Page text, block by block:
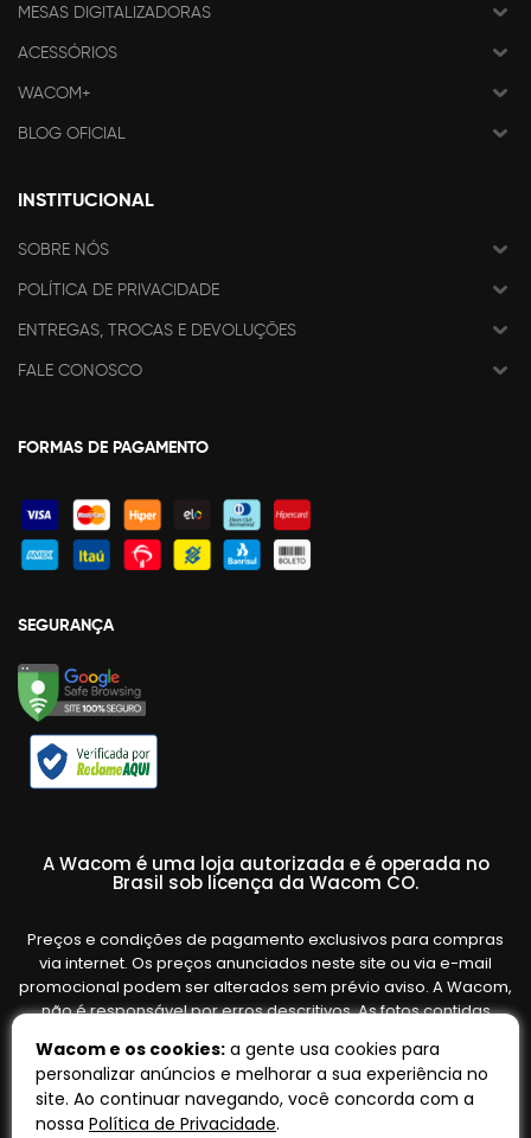
MESAS DIGITALIZADORAS
ACESSÓRIOS
WACOM+
BLOG OFICIAL
INSTITUCIONAL
SOBRE NÓS
POLÍTICA DE PRIVACIDADE
ENTREGAS, TROCAS E DEVOLUÇÕES
FALE CONOSCO
FORMAS DE PAGAMENTO
SEGURANÇA
A Wacom é uma loja autorizada e é operada no
Brasil sob licença da Wacom CO.
Preços e condições de pagamento exclusivos para compras
via internet. Os preços anunciados neste site ou via e-mail
promocional podem ser alterados sem prévio aviso. A Wacom,
não é responsável por erros descritivos. As fotos contidas
variar de acordo com o fornecedor/lote do fabricante. Ofertas
válidas até o término de nossos estoques. Vendas sujeitas à
análise e confirmação de dados.
Wacom e os cookies: a gente usa cookies para
personalizar anúncios e melhorar a sua experiência no
site. Ao continuar navegando, você concorda com a
nossa Política de Privacidade.